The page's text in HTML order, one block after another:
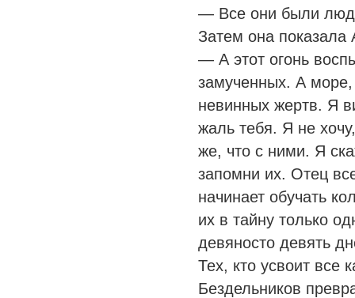
— Все они были
Затем она
— А этот огонь
замученных. А
невинных жертв. Я
жаль тебя. Я не
же, что с ними. Я
запомни их. Отец
начинает обучать
их в тайну только
девяносто девять
Тех, кто усвоит все
Бездельников